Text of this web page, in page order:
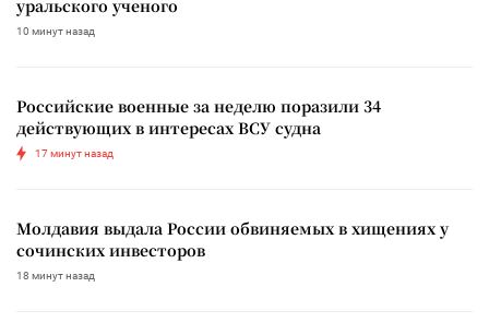
уральского ученого
10 минут назад
Российские военные за неделю поразили 34
действующих в интересах ВСУ судна
17 минут назад
Молдавия выдала России обвиняемых в хищениях у
сочинских инвесторов
18 минут назад